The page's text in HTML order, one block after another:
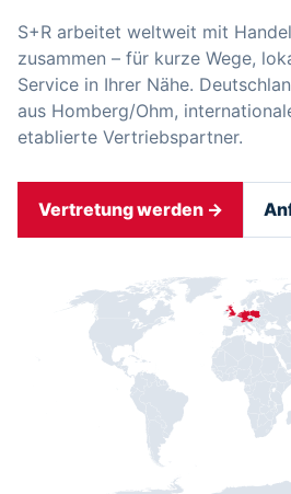
S+R arbeitet weltweit mit
zusammen – für kurze Wege,
Service in Ihrer Nähe.
aus Homberg/Ohm,
etablierte Vertriebspartner.
Vertretung werden →